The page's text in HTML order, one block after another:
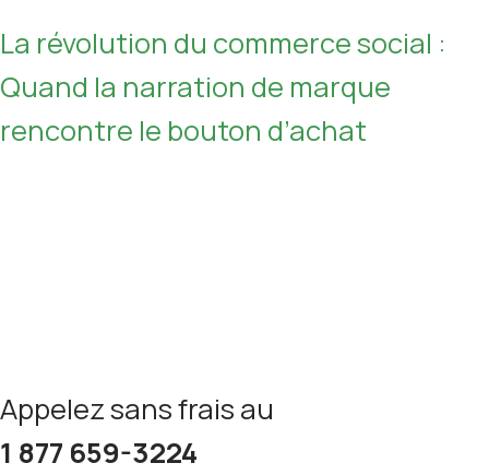
La révolution du commerce social :
Quand la narration de marque
rencontre le bouton d’achat
Appelez sans frais au
1 877 659-3224